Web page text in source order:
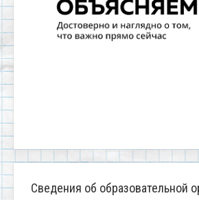
Сведения об образовательной